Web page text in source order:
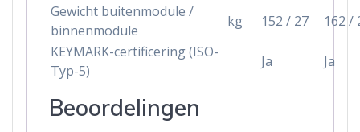
Gewicht buitenmodule /
binnenmodule
kg 152 / 27
162 /
KEYMARK-certificering (ISO-
Typ-5)
Ja Ja
Beoordelingen